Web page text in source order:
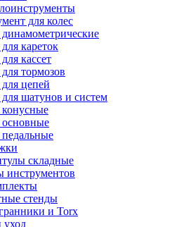
для колес
кареток
кассет
тормозов
цепей
шатунов и систем
складные
инструментов
стенды
и Torx
уход